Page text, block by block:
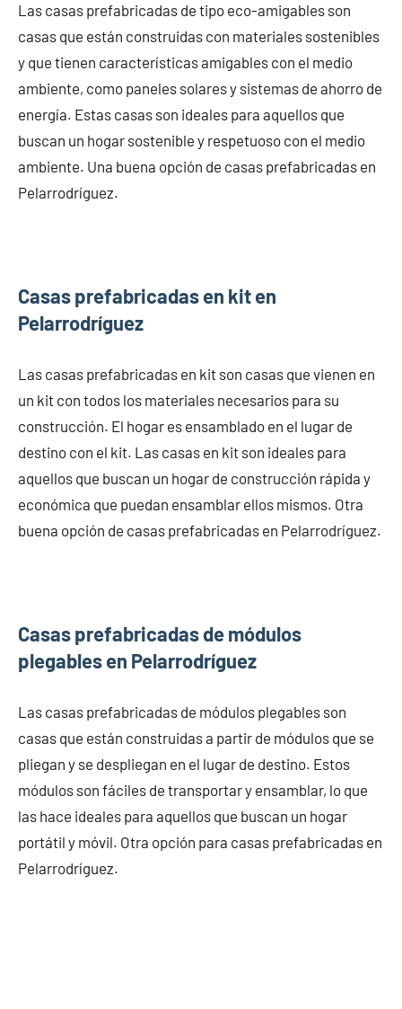
Las casas prefabricadas de tipo eco-amigables son
casas que están construidas con materiales sostenibles
y que tienen características amigables con el medio
ambiente, como paneles solares y sistemas de ahorro de
energía. Estas casas son ideales para aquellos que
buscan un hogar sostenible y respetuoso con el medio
ambiente. Una buena opción de casas prefabricadas en
Pelarrodríguez.
Casas prefabricadas en kit en
Pelarrodríguez
Las casas prefabricadas en kit son casas que vienen en
un kit con todos los materiales necesarios para su
construcción. El hogar es ensamblado en el lugar de
destino con el kit. Las casas en kit son ideales para
aquellos que buscan un hogar de construcción rápida y
económica que puedan ensamblar ellos mismos. Otra
buena opción de casas prefabricadas en Pelarrodríguez.
Casas prefabricadas de módulos
plegables en Pelarrodríguez
Las casas prefabricadas de módulos plegables son
casas que están construidas a partir de módulos que se
pliegan y se despliegan en el lugar de destino. Estos
módulos son fáciles de transportar y ensamblar, lo que
las hace ideales para aquellos que buscan un hogar
portátil y móvil. Otra opción para casas prefabricadas en
Pelarrodríguez.